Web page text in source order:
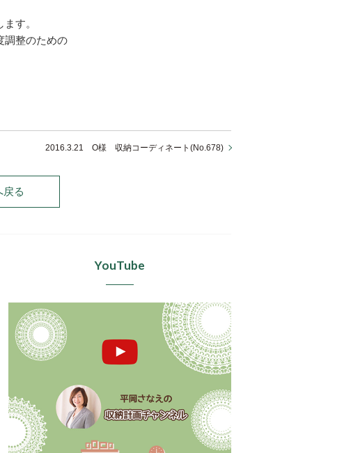
す。
調整のための
2016.3.21 O様 収納コーディネート(No.678)
戻る
YouTube